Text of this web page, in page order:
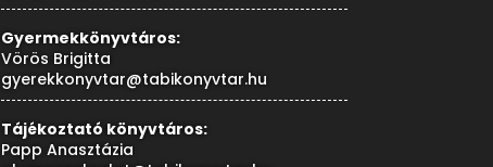
Gyermekkönyvtáros:
Vörös Brigitta
gyerekkonyvtar@tabikonyvtar.hu
Tájékoztató könyvtáros:
Papp Anasztázia